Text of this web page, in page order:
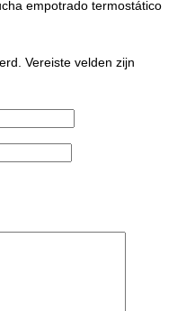
empotrado termostático
Vereiste velden zijn